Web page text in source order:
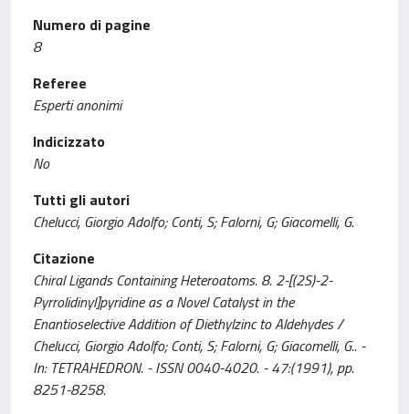
Numero di pagine
8
Referee
Esperti anonimi
Indicizzato
No
Tutti gli autori
Chelucci, Giorgio Adolfo; Conti, S; Falorni, G; Giacomelli, G.
Citazione
Chiral Ligands Containing Heteroatoms. 8. 2-[(2S)-2-
Pyrrolidinyl]pyridine as a Novel Catalyst in the
Enantioselective Addition of Diethylzinc to Aldehydes /
Chelucci, Giorgio Adolfo; Conti, S; Falorni, G; Giacomelli, G.. -
In: TETRAHEDRON. - ISSN 0040-4020. - 47:(1991), pp.
8251-8258.